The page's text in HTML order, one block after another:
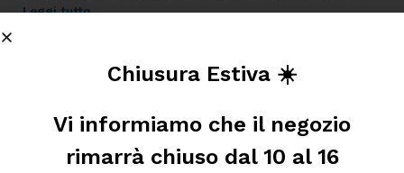
Leggi tutto
Chiusura Estiva ☀️
Vi informiamo che il negozio
rimarrà chiuso dal 10 al 16